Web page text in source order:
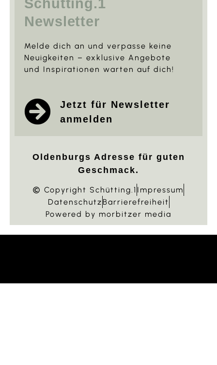
Schütting.1
Newsletter
Melde dich an und verpasse keine
Neuigkeiten – exklusive Angebote
und Inspirationen warten auf dich!
Jetzt für Newsletter
anmelden
Oldenburgs Adresse für guten
Geschmack.
Copyright Schütting.1 Impressum
Datenschutz Barrierefreiheit
Powered by morbitzer media